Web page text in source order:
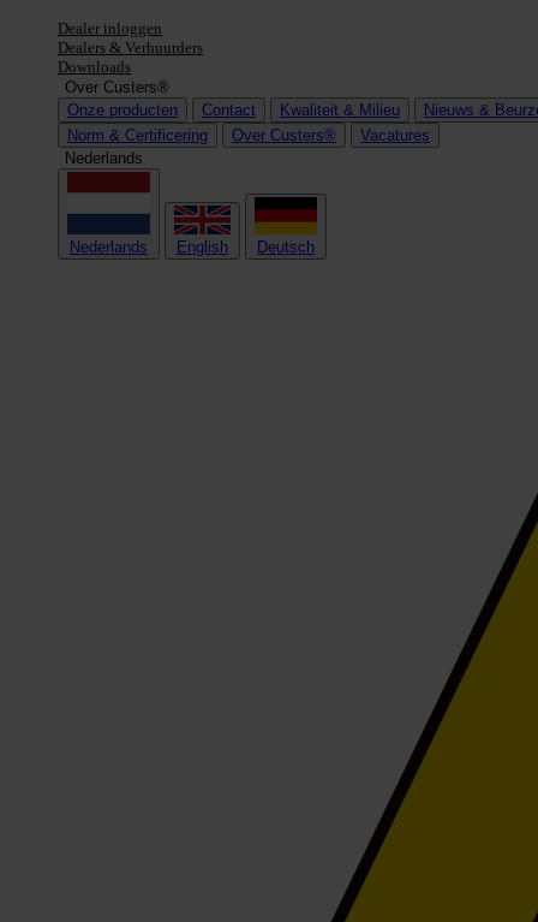
Dealer inloggen
Dealers & Verhuurders
Downloads
Over Custers®
Onze producten
Contact Kwaliteit & Milieu
Nieuws &
Norm & Certificering
Over Custers®
Vacatures
Nederlands
Nederlands English Deutsch